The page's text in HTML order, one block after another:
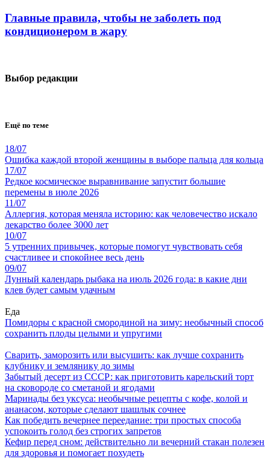
Главные правила, чтобы не заболеть под
кондиционером в жару
Выбор редакции
Ещё по теме
18/07
Ошибка каждой второй женщины в выборе пальца для кольца
17/07
Редкое космическое выравнивание запустит большие
перемены в июле 2026
11/07
Аллергия, которая меняла историю: как человечество искало
лекарство более 3000 лет
10/07
5 утренних привычек, которые помогут чувствовать себя
счастливее и спокойнее весь день
09/07
Лунный календарь рыбака на июль 2026 года: в какие дни
клев будет самым удачным
Еда
Помидоры с красной смородиной на зиму: необычный способ
сохранить плоды целыми и упругими
Сварить, заморозить или высушить: как лучше сохранить
клубнику и землянику до зимы
Забытый десерт из СССР: как приготовить карельский торт
на сковороде со сметаной и ягодами
Маринады без уксуса: необычные рецепты с кофе, колой и
ананасом, которые сделают шашлык сочнее
Как победить вечернее переедание: три простых способа
успокоить голод без строгих запретов
Кефир перед сном: действительно ли вечерний стакан полезен
для здоровья и помогает похудеть